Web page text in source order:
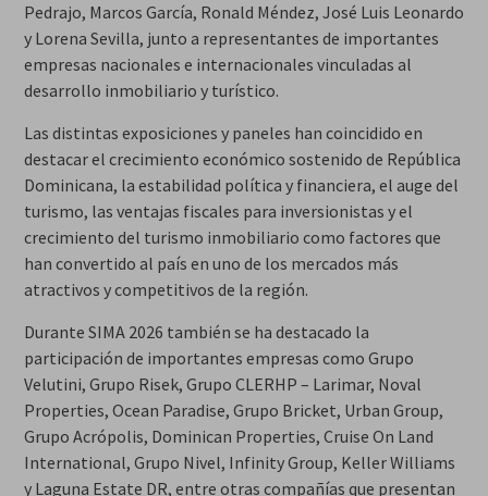
Pedrajo, Marcos García, Ronald Méndez, José Luis Leonardo
y Lorena Sevilla, junto a representantes de importantes
empresas nacionales e internacionales vinculadas al
desarrollo inmobiliario y turístico.
Las distintas exposiciones y paneles han coincidido en
destacar el crecimiento económico sostenido de República
Dominicana, la estabilidad política y financiera, el auge del
turismo, las ventajas fiscales para inversionistas y el
crecimiento del turismo inmobiliario como factores que
han convertido al país en uno de los mercados más
atractivos y competitivos de la región.
Durante SIMA 2026 también se ha destacado la
participación de importantes empresas como Grupo
Velutini, Grupo Risek, Grupo CLERHP – Larimar, Noval
Properties, Ocean Paradise, Grupo Bricket, Urban Group,
Grupo Acrópolis, Dominican Properties, Cruise On Land
International, Grupo Nivel, Infinity Group, Keller Williams
y Laguna Estate DR, entre otras compañías que presentan